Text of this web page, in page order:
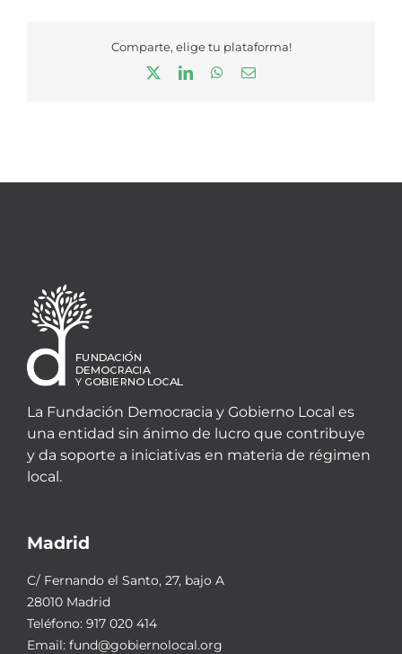
Comparte, elige tu plataforma!
LinkedInWhatsApp
Correo
La Fundación Democracia y Gobierno Local es
una entidad sin ánimo de lucro que contribuye
y da soporte a iniciativas en materia de régimen
local.
Madrid
C/ Fernando el Santo, 27, bajo A
28010 Madrid
Teléfono: 917 020 414
Email: fund@gobiernolocal.org